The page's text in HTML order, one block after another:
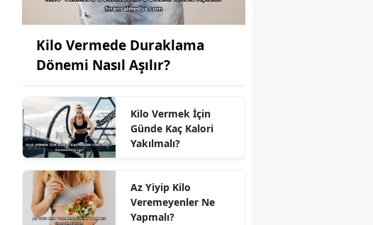
Kilo Vermede Duraklama
Dönemi Nasıl Aşılır?
Kilo Vermek İçin
Günde Kaç Kalori
Yakılmalı?
Az Yiyip Kilo
Veremeyenler Ne
Yapmalı?